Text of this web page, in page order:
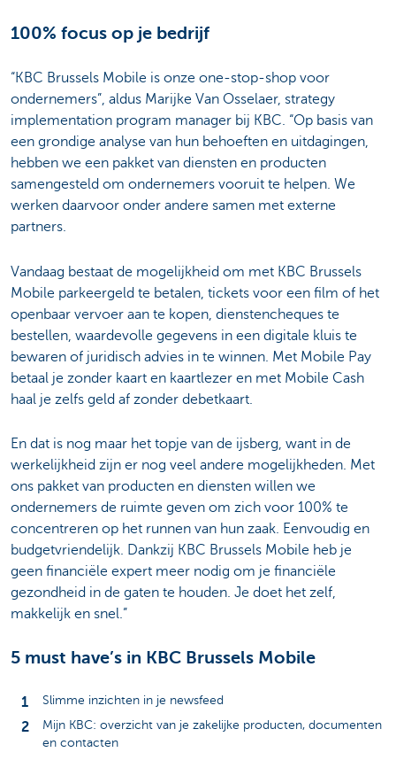
100% focus op je bedrijf
“KBC Brussels Mobile is onze one-stop-shop voor
ondernemers”, aldus Marijke Van Osselaer, strategy
implementation program manager bij KBC. “Op basis van
een grondige analyse van hun behoeften en uitdagingen,
hebben we een pakket van diensten en producten
samengesteld om ondernemers vooruit te helpen. We
werken daarvoor onder andere samen met externe
partners.
Vandaag bestaat de mogelijkheid om met KBC Brussels
Mobile parkeergeld te betalen, tickets voor een film of het
openbaar vervoer aan te kopen, dienstencheques te
bestellen, waardevolle gegevens in een digitale kluis te
bewaren of juridisch advies in te winnen. Met Mobile Pay
betaal je zonder kaart en kaartlezer en met Mobile Cash
haal je zelfs geld af zonder debetkaart.
En dat is nog maar het topje van de ijsberg, want in de
werkelijkheid zijn er nog veel andere mogelijkheden. Met
ons pakket van producten en diensten willen we
ondernemers de ruimte geven om zich voor 100% te
concentreren op het runnen van hun zaak. Eenvoudig en
budgetvriendelijk. Dankzij KBC Brussels Mobile heb je
geen financiële expert meer nodig om je financiële
gezondheid in de gaten te houden. Je doet het zelf,
makkelijk en snel.”
5 must have’s in KBC Brussels Mobile
Slimme inzichten in je newsfeed
Mijn KBC: overzicht van je zakelijke producten, documenten
en contacten